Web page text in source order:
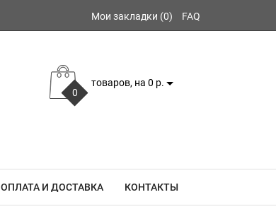
Мои закладки (0) FAQ
0
товаров, на 0 р.
ОПЛАТА И ДОСТАВКА КОНТАКТЫ